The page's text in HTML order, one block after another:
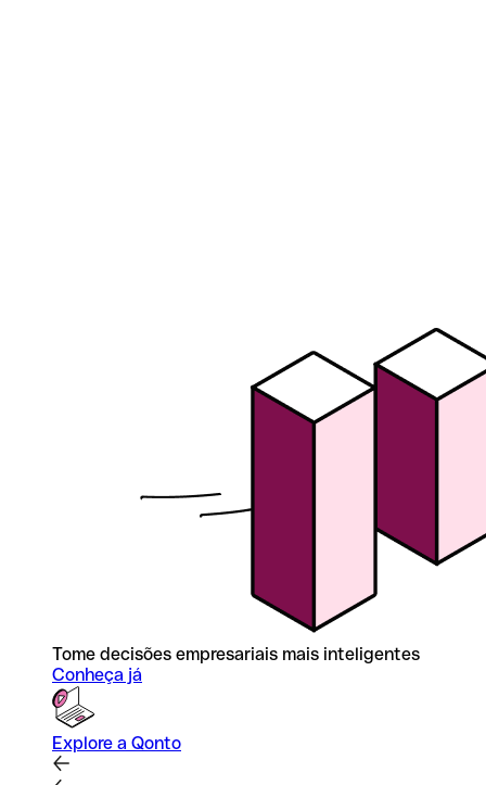
Tome decisões empresariais mais inteligentes
Conheça já
Explore a Qonto